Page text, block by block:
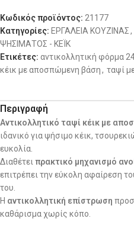
Κωδικός προϊόντος: 21177
Κατηγορίες: ΕΡΓΑΛΕΙΑ ΚΟΥΖΙΝΑΣ,
ΨΗΣΙΜΑΤΟΣ - ΚΕΪΚ
Ετικέτες: αντικολλητική φόρμα
κέικ με αποσπώμενη βάση, ταψί
Περιγραφή
Αντικολλητικό ταψί κέικ με
ιδανικό για ψήσιμο κέικ,
ευκολία.
Διαθέτει πρακτικό μηχανισμό
επιτρέπει την εύκολη αφαίρεση
του.
Η αντικολλητική επίστρωση
καθάρισμα χωρίς κόπο.